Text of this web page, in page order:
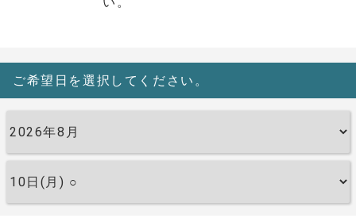
ご希望日を選択してください。